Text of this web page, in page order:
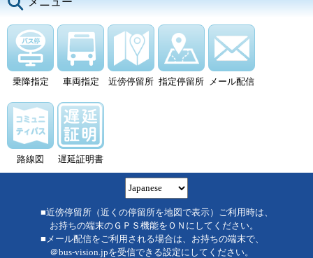
乗降指定 車両指定 近傍停留所 指定停留所 メール配信
路線図 遅延証明書
■近傍停留所（近くの停留所を地図で表示）ご利用時は、
お持ちの端末のＧＰＳ機能をＯＮにしてください。
■メール配信をご利用される場合は、お持ちの端末で、
＠bus-vision.jpを受信できる設定にしてください。